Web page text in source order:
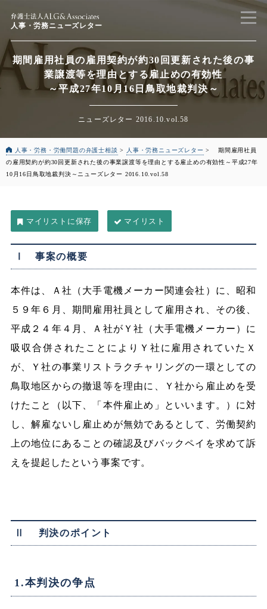
人事・労務ニューズレター
期間雇用社員の雇用契約が約30回更新された後の事
業譲渡等を理由とする雇止めの有効性
～平成27年10月16日鳥取地裁判決～
ニューズレター 2016.10.vol.58
人事・労務・労働問題の弁護士相談 > 人事・労務ニューズレター >
期間雇用社員
の雇用契約が約30回更新された後の事業譲渡等を理由とする雇止めの有効性 ～平成27年
10月16日鳥取地裁判決～ニューズレター 2016.10.vol.58
マイリスト
Ⅰ 事案の概要
本件は、Ａ社（大手電機メーカー関連会社）に、昭和
５９年６月、期間雇用社員として雇用され、その後、
平成２４年４月、Ａ社がＹ社（大手電機メーカー）に
吸収合併されたことによりＹ社に雇用されていたＸ
が、Ｙ社の事業リストラクチャリングの一環としての
鳥取地区からの撤退等を理由に、Ｙ社から雇止めを受
けたこと（以下、「本件雇止め」といいます。）に対
し、解雇ないし雇止めが無効であるとして、労働契約
上の地位にあることの確認及びバックペイを求めて訴
えを提起したという事案です。
Ⅱ 判決のポイント
1.本判決の争点